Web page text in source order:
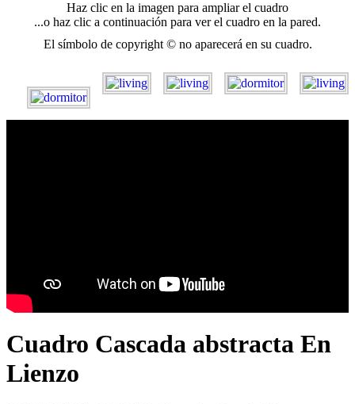
Haz clic en la imagen para ampliar el cuadro
...o haz clic a continuación para ver el cuadro en la pared.
El símbolo de copyright © no aparecerá en su cuadro.
Cuadro Cascada abstracta En
Lienzo